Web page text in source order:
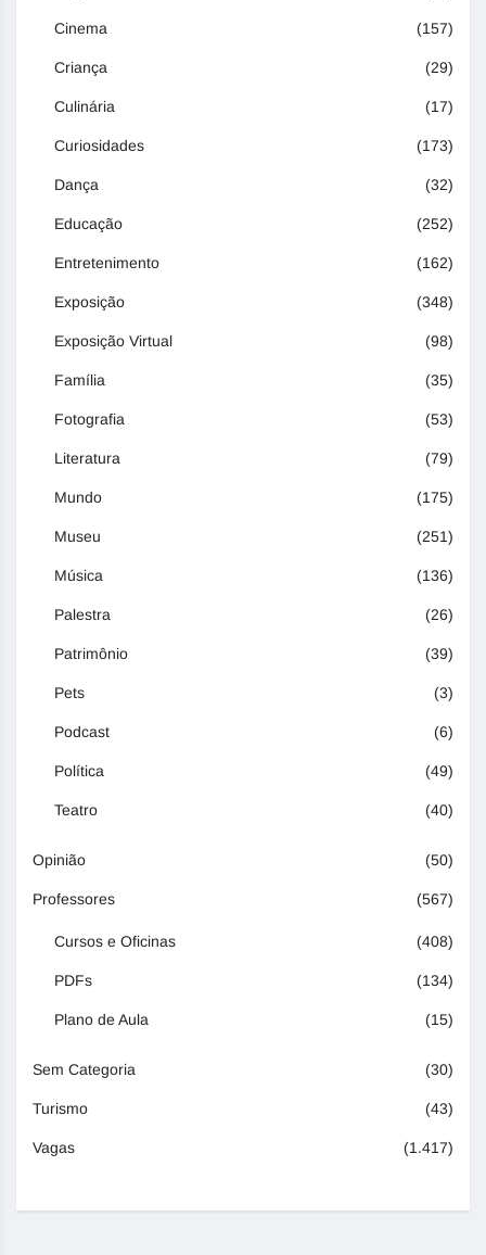
Cinema (157)
Criança (29)
Culinária (17)
Curiosidades (173)
Dança (32)
Educação (252)
Entretenimento (162)
Exposição (348)
Exposição Virtual (98)
Família (35)
Fotografia (53)
Literatura (79)
Mundo (175)
Museu (251)
Música (136)
Palestra (26)
Patrimônio (39)
Pets (3)
Podcast (6)
Política (49)
Teatro (40)
Opinião (50)
Professores (567)
Cursos e Oficinas (408)
PDFs (134)
Plano de Aula (15)
Sem Categoria (30)
Turismo (43)
Vagas (1.417)